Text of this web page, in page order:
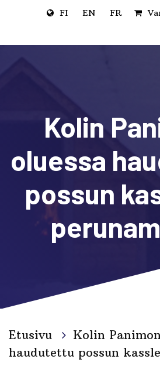
Siirry pääsisältöön
FI EN FR
Kolin
oluessa
possun
Etusivu
Kolin
haudutettu possun